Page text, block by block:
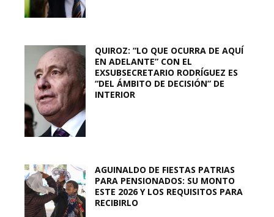
QUIROZ: “LO QUE OCURRA DE AQUÍ
EN ADELANTE” CON EL
EXSUBSECRETARIO RODRÍGUEZ ES
“DEL ÁMBITO DE DECISIÓN” DE
INTERIOR
AGUINALDO DE FIESTAS PATRIAS
PARA PENSIONADOS: SU MONTO
ESTE 2026 Y LOS REQUISITOS PARA
RECIBIRLO